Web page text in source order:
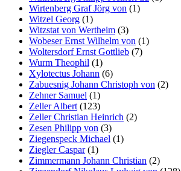
Wirtenberg Graf Jörg von (1)
Witzel Georg (1)
Witzstat von Wertheim (3)
Wobeser Ernst Wilhelm von (1)
Woltersdorf Ernst Gottlieb (7)
Wurm Theophil (1)
Xylotectus Johann (6)
Zabuesnig Johann Christoph von (2)
Zehner Samuel (1)
Zeller Albert (123)
Zeller Christian Heinrich (2)
Zesen Philipp von (3)
Ziegenspeck Michael (1)
Ziegler Caspar(1)
Zimmermann Johann Christian (2)